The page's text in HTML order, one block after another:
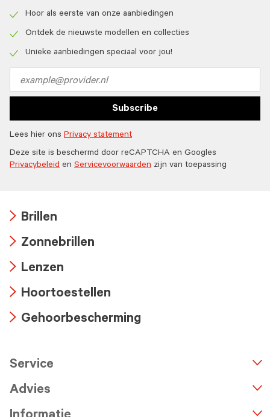
icon
Hoor als eerste van onze aanbiedingen
icon
Ontdek de nieuwste modellen en collecties
Unieke aanbiedingen speciaal voor jou!
address
Subscribe
Lees hier ons Privacy statement
Deze site is beschermd door reCAPTCHA en Googles
Privacybeleid en Servicevoorwaarden zijn van toepassing
icon
Brillen
icon
Zonnebrillen
icon
Lenzen
icon
Hoortoestellen
Gehoorbescherming
Service
Advies